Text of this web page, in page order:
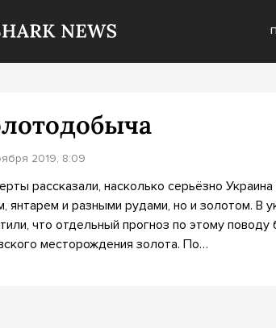
2019, 8:09
рассказали, насколько серьёзно
янтарем и разными рудами, но и золотом. В
что отдельный прогноз по этому
месторождения золота. По…